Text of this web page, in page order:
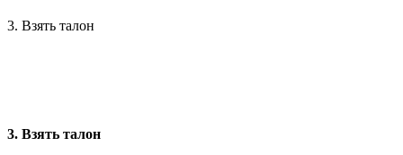
3. Взять талон
3. Взять талон